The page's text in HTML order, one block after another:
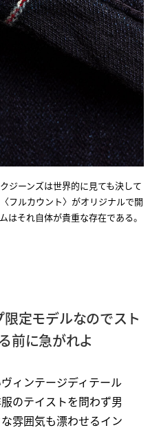
ジーンズは世界的に見ても決して
フルカウント〉がオリジナルで開
はそれ自体が貴重な存在である。
定モデルなのでスト
前に急がれよ
ィンテージディテール
のテイストを問わず男
雰囲気も漂わせるイン